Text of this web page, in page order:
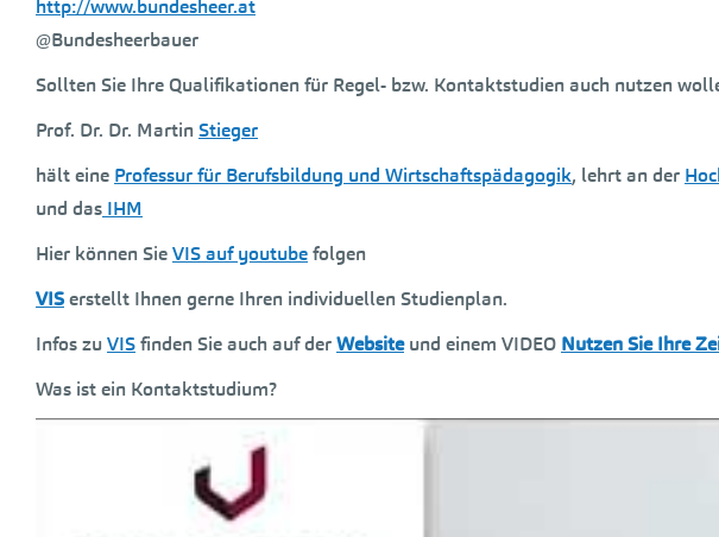
http://www.bundesheer.at
@Bundesheerbauer
Sollten Sie Ihre Qualifikationen für Regel- bzw. Kontaktstudien auch nutzen
Prof. Dr. Dr. Martin Stieger
hält eine Professur für Berufsbildung und Wirtschaftspädagogik, lehrt an der
und das IHM
Hier können SieVIS auf youtubefolgen
VISerstellt Ihnen gerne Ihren individuellen Studienplan.
Infos zu VISfinden Sie auch auf derWebsiteund einem VIDEO Nutzen Sie Ihre
Was ist ein Kontaktstudium?